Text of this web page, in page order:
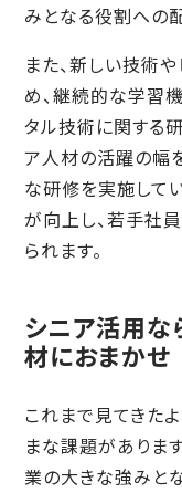
みとなる役割への
また、新しい技術
め、継続的な学習
タル技術に関する
ア人材の活躍の幅
な研修を実施して
が向上し、若手社
られます。
シニア活用
材におまかせ
これまで見てきた
まな課題がありま
業の大きな強みと